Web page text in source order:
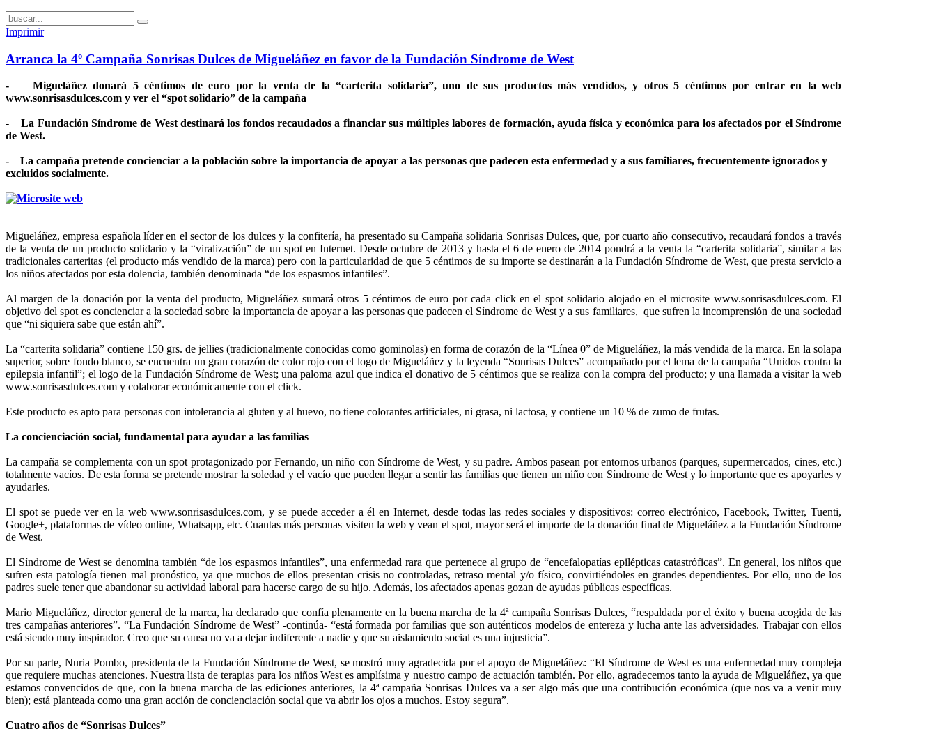
Imprimir
Arranca la 4º Campaña Sonrisas Dulces de Migueláñez en favor de la Fundación Síndrome de West
- Migueláñez donará 5 céntimos de euro por la venta de la “carterita solidaria”, uno de sus productos más vendidos, y otros 5 céntimos por entrar en la web
www.sonrisasdulces.com y ver el “spot solidario” de la campaña
- La Fundación Síndrome de West destinará los fondos recaudados a financiar sus múltiples labores de formación, ayuda física y económica para los afectados por el Síndrome
de West.
- La campaña pretende concienciar a la población sobre la importancia de apoyar a las personas que padecen esta enfermedad y a sus familiares, frecuentemente ignorados y
excluidos socialmente.
Migueláñez, empresa española líder en el sector de los dulces y la confitería, ha presentado su Campaña solidaria Sonrisas Dulces, que, por cuarto año consecutivo, recaudará fondos a través
de la venta de un producto solidario y la “viralización” de un spot en Internet. Desde octubre de 2013 y hasta el 6 de enero de 2014 pondrá a la venta la “carterita solidaria”, similar a las
tradicionales carteritas (el producto más vendido de la marca) pero con la particularidad de que 5 céntimos de su importe se destinarán a la Fundación Síndrome de West, que presta servicio a
los niños afectados por esta dolencia, también denominada “de los espasmos infantiles”.
Al margen de la donación por la venta del producto, Migueláñez sumará otros 5 céntimos de euro por cada click en el spot solidario alojado en el microsite www.sonrisasdulces.com. El
objetivo del spot es concienciar a la sociedad sobre la importancia de apoyar a las personas que padecen el Síndrome de West y a sus familiares, que sufren la incomprensión de una sociedad
que “ni siquiera sabe que están ahí”.
La “carterita solidaria” contiene 150 grs. de jellies (tradicionalmente conocidas como gominolas) en forma de corazón de la “Línea 0” de Migueláñez, la más vendida de la marca. En la solapa
superior, sobre fondo blanco, se encuentra un gran corazón de color rojo con el logo de Migueláñez y la leyenda “Sonrisas Dulces” acompañado por el lema de la campaña “Unidos contra la
epilepsia infantil”; el logo de la Fundación Síndrome de West; una paloma azul que indica el donativo de 5 céntimos que se realiza con la compra del producto; y una llamada a visitar la web
www.sonrisasdulces.com y colaborar económicamente con el click.
Este producto es apto para personas con intolerancia al gluten y al huevo, no tiene colorantes artificiales, ni grasa, ni lactosa, y contiene un 10 % de zumo de frutas.
La concienciación social, fundamental para ayudar a las familias
La campaña se complementa con un spot protagonizado por Fernando, un niño con Síndrome de West, y su padre. Ambos pasean por entornos urbanos (parques, supermercados, cines, etc.)
totalmente vacíos. De esta forma se pretende mostrar la soledad y el vacío que pueden llegar a sentir las familias que tienen un niño con Síndrome de West y lo importante que es apoyarles y
ayudarles.
El spot se puede ver en la web www.sonrisasdulces.com, y se puede acceder a él en Internet, desde todas las redes sociales y dispositivos: correo electrónico, Facebook, Twitter, Tuenti,
Google+, plataformas de vídeo online, Whatsapp, etc. Cuantas más personas visiten la web y vean el spot, mayor será el importe de la donación final de Migueláñez a la Fundación Síndrome
de West.
El Síndrome de West se denomina también “de los espasmos infantiles”, una enfermedad rara que pertenece al grupo de “encefalopatías epilépticas catastróficas”. En general, los niños que
sufren esta patología tienen mal pronóstico, ya que muchos de ellos presentan crisis no controladas, retraso mental y/o físico, convirtiéndoles en grandes dependientes. Por ello, uno de los
padres suele tener que abandonar su actividad laboral para hacerse cargo de su hijo. Además, los afectados apenas gozan de ayudas públicas específicas.
Mario Migueláñez, director general de la marca, ha declarado que confía plenamente en la buena marcha de la 4ª campaña Sonrisas Dulces, “respaldada por el éxito y buena acogida de las
tres campañas anteriores”. “La Fundación Síndrome de West” -continúa- “está formada por familias que son auténticos modelos de entereza y lucha ante las adversidades. Trabajar con ellos
está siendo muy inspirador. Creo que su causa no va a dejar indiferente a nadie y que su aislamiento social es una injusticia”.
Por su parte, Nuria Pombo, presidenta de la Fundación Síndrome de West, se mostró muy agradecida por el apoyo de Migueláñez: “El Síndrome de West es una enfermedad muy compleja
que requiere muchas atenciones. Nuestra lista de terapias para los niños West es amplísima y nuestro campo de actuación también. Por ello, agradecemos tanto la ayuda de Migueláñez, ya que
estamos convencidos de que, con la buena marcha de las ediciones anteriores, la 4ª campaña Sonrisas Dulces va a ser algo más que una contribución económica (que nos va a venir muy
bien); está planteada como una gran acción de concienciación social que va abrir los ojos a muchos. Estoy segura”.
Cuatro años de “Sonrisas Dulces”